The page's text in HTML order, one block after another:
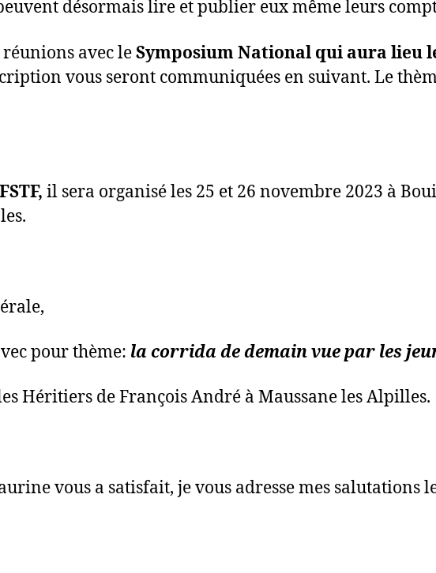
désormais lire et publier eux même leurs
avec leSymposium National qui aura lieu
vous seront communiquées en suivant. Le
il sera organisé les 25 et 26 novembre 2023 à
pour thème: la corrida de demain vue par les
Héritiers de François André à Maussane les Alpilles.
vous a satisfait, je vous adresse mes salutations